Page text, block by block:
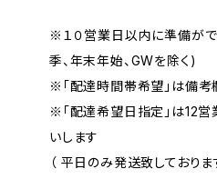
※１０営業日以内に準備が
季、年末年始、GWを除く)
※「配達時間帯希望」は備考
※「配達希望日指定」は12
いします
（ 平日のみ発送致しており